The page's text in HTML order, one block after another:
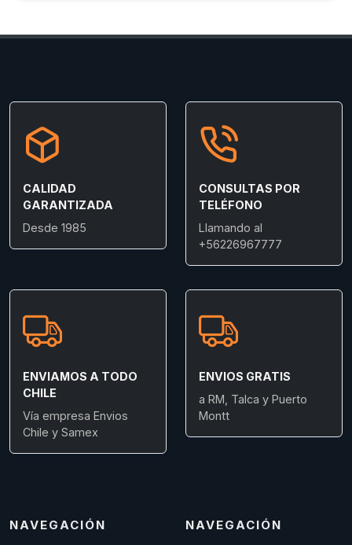
CALIDAD
GARANTIZADA
Desde 1985
CONSULTAS POR
TELÉFONO
Llamando al
+56226967777
ENVIAMOS A TODO
CHILE
Vía empresa Envios
Chile y Samex
ENVIOS GRATIS
a RM, Talca y Puerto
Montt
NAVEGACIÓN NAVEGACIÓN